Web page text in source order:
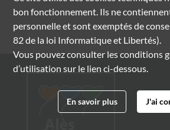
bon fonctionnement. Ils ne
personnelle et sont exemptés de
82 de la loi Informatique et Libertés).
Vous pouvez consulter les conditions
d’utilisation sur le lien ci-dessous.
En savoir plus J'ai